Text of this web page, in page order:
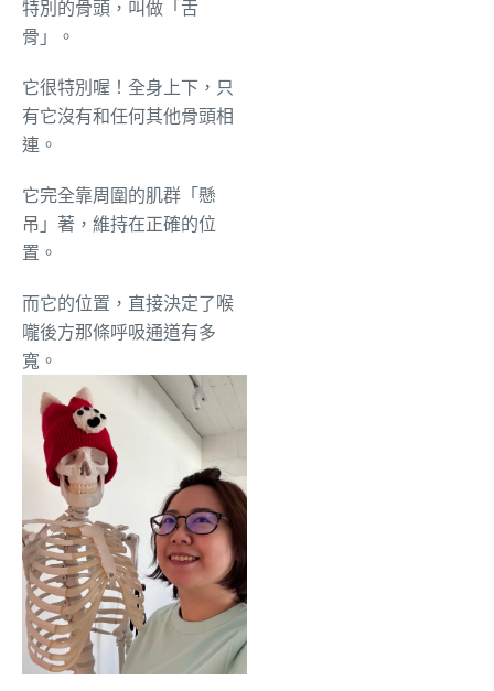
特別的骨頭，叫做「舌
骨」。
它很特別喔！全身上下，只
有它沒有和任何其他骨頭相
連。
它完全靠周圍的肌群「懸
吊」著，維持在正確的位
置。
而它的位置，直接決定了喉
嚨後方那條呼吸通道有多
寬。